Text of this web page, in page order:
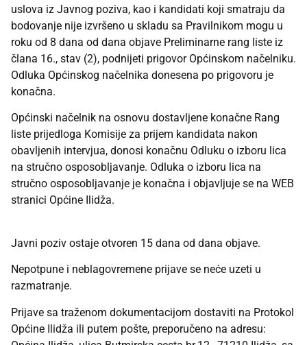
uslova iz Javnog poziva, kao i kandidati koji smatraju da
bodovanje nije izvršeno u skladu sa Pravilnikom mogu u
roku od 8 dana od dana objave Preliminarne rang liste iz
člana 16., stav (2), podnijeti prigovor Općinskom načelniku.
Odluka Općinskog načelnika donesena po prigovoru je
konačna.
Općinski načelnik na osnovu dostavljene konačne Rang
liste prijedloga Komisije za prijem kandidata nakon
obavljenih intervjua, donosi konačnu Odluku o izboru lica
na stručno osposobljavanje. Odluka o izboru lica na
stručno osposobljavanje je konačna i objavljuje se na WEB
stranici Općine Ilidža.
Javni poziv ostaje otvoren 15 dana od dana objave.
Nepotpune i neblagovremene prijave se neće uzeti u
razmatranje.
Prijave sa traženom dokumentacijom dostaviti na Protokol
Općine Ilidža ili putem pošte, preporučeno na adresu: